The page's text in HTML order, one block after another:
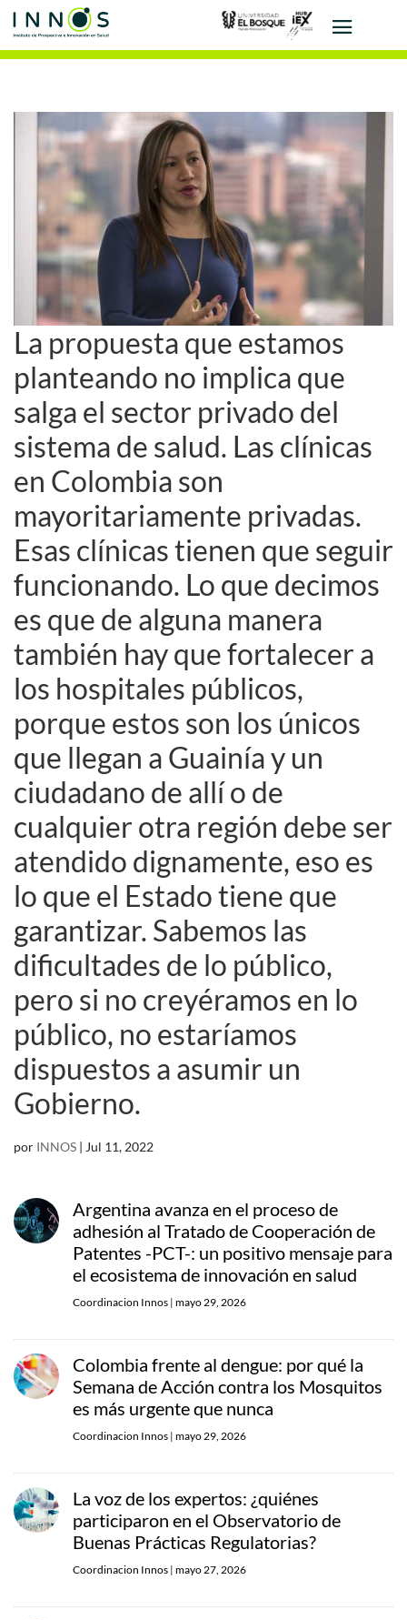
La propuesta que estamos
planteando no implica que
salga el sector privado del
sistema de salud. Las clínicas
en Colombia son
mayoritariamente privadas.
Esas clínicas tienen que seguir
funcionando. Lo que decimos
es que de alguna manera
también hay que fortalecer a
los hospitales públicos,
porque estos son los únicos
que llegan a Guainía y un
ciudadano de allí o de
cualquier otra región debe ser
atendido dignamente, eso es
lo que el Estado tiene que
garantizar. Sabemos las
dificultades de lo público,
pero si no creyéramos en lo
público, no estaríamos
dispuestos a asumir un
Gobierno.
por INNOS | Jul 11, 2022
Argentina avanza en el proceso de
adhesión al Tratado de Cooperación de
Patentes -PCT-: un positivo mensaje para
el ecosistema de innovación en salud
Coordinacion Innos | mayo 29, 2026
Colombia frente al dengue: por qué la
Semana de Acción contra los Mosquitos
es más urgente que nunca
Coordinacion Innos | mayo 29, 2026
La voz de los expertos: ¿quiénes
participaron en el Observatorio de
Buenas Prácticas Regulatorias?
Coordinacion Innos | mayo 27, 2026